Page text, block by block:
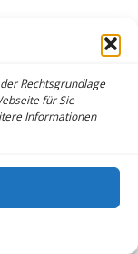
Rechtsgrundlage
für Sie
Informationen